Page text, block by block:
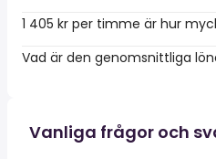
1 405 kr per timme är hur
Vad är den genomsnittliga
Vanliga frågor och